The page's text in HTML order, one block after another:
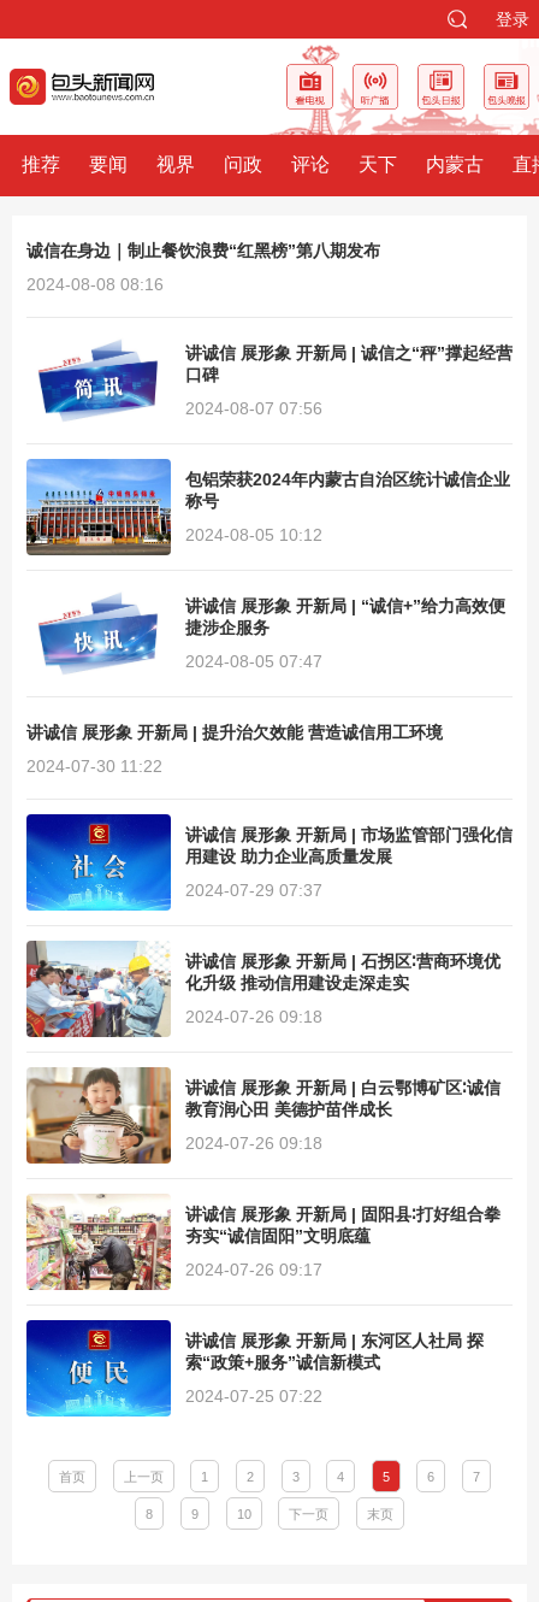
登录
推荐 要闻 视界 问政 评论 天下 内蒙古 直
诚信在身边｜制止餐饮浪费“红黑榜”第八期发布
2024-08-08 08:16
讲诚信 展形象 开新局 | 诚信之“秤”撑起经营
口碑
2024-08-07 07:56
包铝荣获2024年内蒙古自治区统计诚信企业
称号
2024-08-05 10:12
讲诚信 展形象 开新局 | “诚信+”给力高效便
捷涉企服务
2024-08-05 07:47
讲诚信 展形象 开新局 | 提升治欠效能 营造诚信用工环境
2024-07-30 11:22
讲诚信 展形象 开新局 | 市场监管部门强化信
用建设 助力企业高质量发展
2024-07-29 07:37
讲诚信 展形象 开新局 | 石拐区∶营商环境优
化升级 推动信用建设走深走实
2024-07-26 09:18
讲诚信 展形象 开新局 | 白云鄂博矿区∶诚信
教育润心田 美德护苗伴成长
2024-07-26 09:18
讲诚信 展形象 开新局 | 固阳县∶打好组合拳
夯实“诚信固阳”文明底蕴
2024-07-26 09:17
讲诚信 展形象 开新局 | 东河区人社局 探
索“政策+服务”诚信新模式
2024-07-25 07:22
首页 上一页 1 2 3 4 5 6 7
8 9 10 下一页 末页